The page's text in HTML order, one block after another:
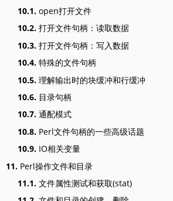
10.1. open打开文件
10.2. 打开文件句柄：读取数据
10.3. 打开文件句柄：写入数据
10.4. 特殊的文件句柄
10.5. 理解输出时的块缓冲和行缓冲
10.6. 目录句柄
10.7. 通配模式
10.8. Perl文件句柄的一些高级话题
10.9. IO相关变量
11. Perl操作文件和目录
11.1. 文件属性测试和获取(stat)